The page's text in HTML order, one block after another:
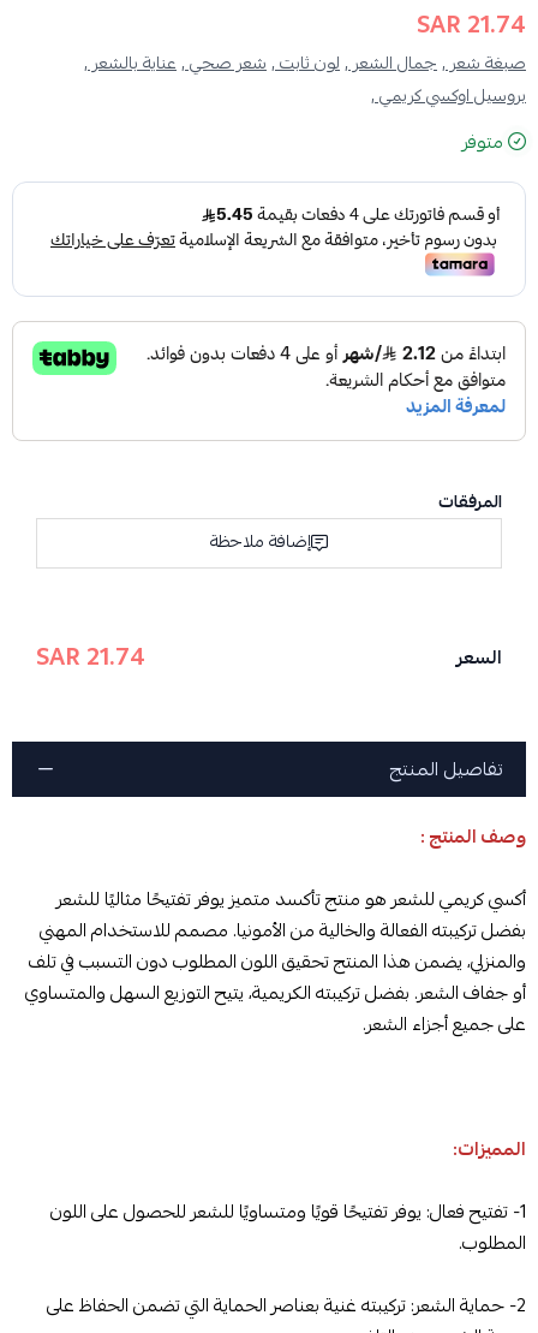
21.74 SAR
صبغة شعر ,جمال الشعر ,لون ثابت ,شعر صحي ,عناية بالشعر ,
بروسيل اوكسي كريمي ,
متوفر
المرفقات
إضافة ملاحظة
السعر 21.74 SAR
تفاصيل المنتج
وصف المنتج :
أكسي كريمي للشعر هو منتج تأكسد متميز يوفر تفتيحًا مثاليًا للشعر
بفضل تركيبته الفعالة والخالية من الأمونيا. مصمم للاستخدام المهني
والمنزلي، يضمن هذا المنتج تحقيق اللون المطلوب دون التسبب في تلف
أو جفاف الشعر. بفضل تركيبته الكريمية، يتيح التوزيع السهل والمتساوي
على جميع أجزاء الشعر.
المميزات:
1- تفتيح فعال: يوفر تفتيحًا قويًا ومتساويًا للشعر للحصول على اللون
المطلوب.
2- حماية الشعر: تركيبته غنية بعناصر الحماية التي تضمن الحفاظ على